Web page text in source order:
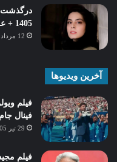
1405 + علت فوت
12 مرداد 1405
آخرین ویدیوها
فیلم
فینال جام
29 تیر 1405
فیلم